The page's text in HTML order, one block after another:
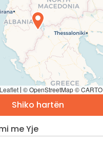
Leaflet | © OpenStreetMap © CARTO
Shiko hartën
me Yje